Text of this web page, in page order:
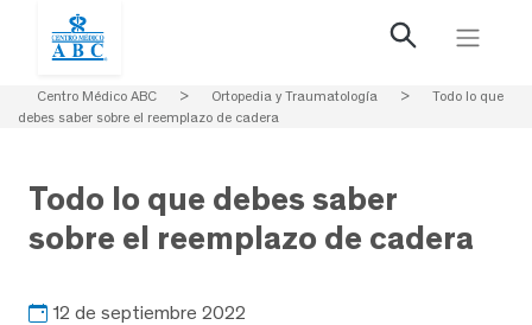
Centro Médico ABC > Ortopedia y Traumatología >
Todo lo que
debes saber sobre el reemplazo de cadera
Todo lo que debes saber
sobre el reemplazo de cadera
12 de septiembre 2022